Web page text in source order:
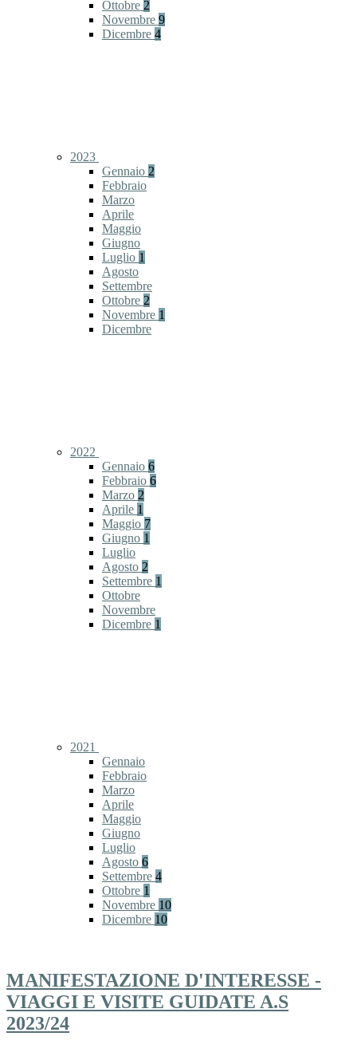
Ottobre 2
Novembre 9
Dicembre 4
2023
Gennaio 2
Febbraio
Marzo
Aprile
Maggio
Giugno
Luglio 1
Agosto
Settembre
Ottobre 2
Novembre 1
Dicembre
2022
Gennaio 6
Febbraio 6
Marzo 2
Aprile 1
Maggio 7
Giugno 1
Luglio
Agosto 2
Settembre 1
Ottobre
Novembre
Dicembre 1
2021
Gennaio
Febbraio
Marzo
Aprile
Maggio
Giugno
Luglio
Agosto 6
Settembre 4
Ottobre 1
Novembre 10
Dicembre 10
MANIFESTAZIONE D'INTERESSE -
VIAGGI E VISITE GUIDATE A.S
2023/24